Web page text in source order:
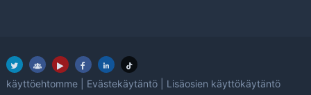
käyttöehtomme Evästekäytäntö
Lisäosien käyttökäytäntö